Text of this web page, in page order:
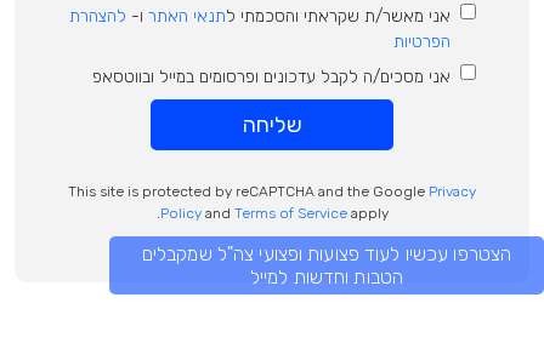
אני מאשר/ת שקראתי והסכמתי לתנאי האתר ו- להצהרת
הפרטיות
אני מסכים/ה לקבל עדכונים ופרסומים במייל ובווטסאפ
שליחה
This site is protected by reCAPTCHA and the Google Privacy
Policyand Terms of Serviceapply.
הצטרפו עכשיו לעוד פצועות ופצועי צה"ל שמקבלים
הטבות וחדשות למייל